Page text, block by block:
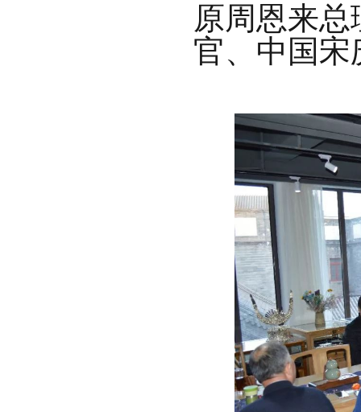
原周恩来
官、中国